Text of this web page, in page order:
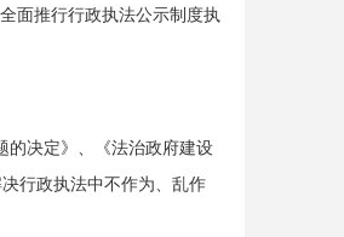
面推行行政执法公示制度执
的决定》、《法治政府建设
行政执法中不作为、乱作